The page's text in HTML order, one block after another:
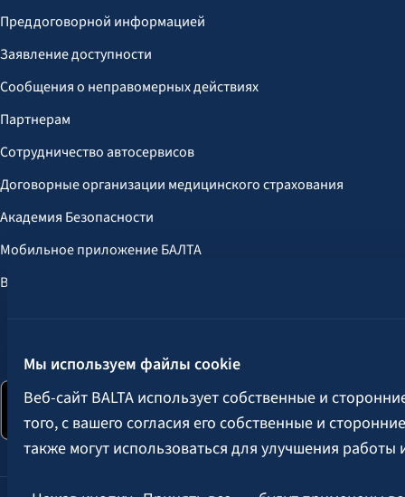
Мы используем файлы cookie
Веб-сайт BALTA использует собственные и
того, с вашего согласия его собственные и
также могут использоваться для улучшения работы
Преддоговорной информацией
Заявление доступности
Сообщения о неправомерных действиях
Партнерам
Сотрудничество автосервисов
Договорные организации медицинского страхования
Академия Безопасности
Мобильное приложение БАЛТА
Выгоды для клиентов